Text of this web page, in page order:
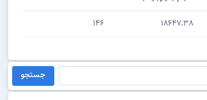
18647.38
146
جستجو